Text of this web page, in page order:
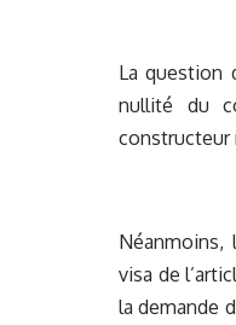
La question
nullité du
constructeur
Néanmoins,
visa de
la demande